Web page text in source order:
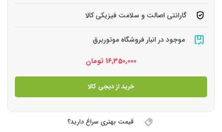
گارانتی اصالت و سلامت فیزیکی کالا
موجود در انبار فروشگاه موتوربرق
16,350,000 تومان
خرید از دیجی کالا
قیمت بهتری سراغ دارید؟